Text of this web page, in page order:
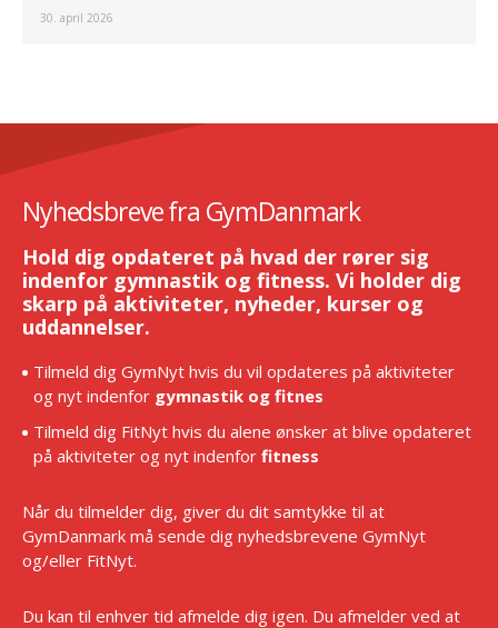
30. april 2026
Nyhedsbreve fra GymDanmark
Hold dig opdateret på hvad der rører sig
indenfor gymnastik og fitness. Vi holder dig
skarp på aktiviteter, nyheder, kurser og
uddannelser.
Tilmeld dig GymNyt hvis du vil opdateres på aktiviteter
og nyt indenfor gymnastik og fitnes
Tilmeld dig FitNyt hvis du alene ønsker at blive opdateret
på aktiviteter og nyt indenfor fitness
Når du tilmelder dig, giver du dit samtykke til at
GymDanmark må sende dig nyhedsbrevene GymNyt
og/eller FitNyt.
Du kan til enhver tid afmelde dig igen. Du afmelder ved at